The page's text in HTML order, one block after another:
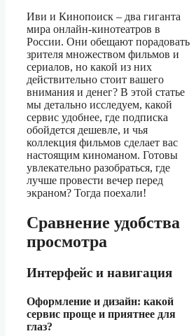
Иви и Кинопоиск – два гиганта
мира онлайн-кинотеатров в
России. Они обещают порадовать
зрителя множеством фильмов и
сериалов, но какой из них
действительно стоит вашего
внимания и денег? В этой статье
мы детально исследуем, какой
сервис удобнее, где подписка
обойдется дешевле, и чья
коллекция фильмов сделает вас
настоящим киноманом. Готовы
увлекательно разобраться, где
лучше провести вечер перед
экраном? Тогда поехали!
Сравнение удобства
просмотра
Интерфейс и навигация
Оформление и дизайн: какой
сервис проще и приятнее для
глаз?